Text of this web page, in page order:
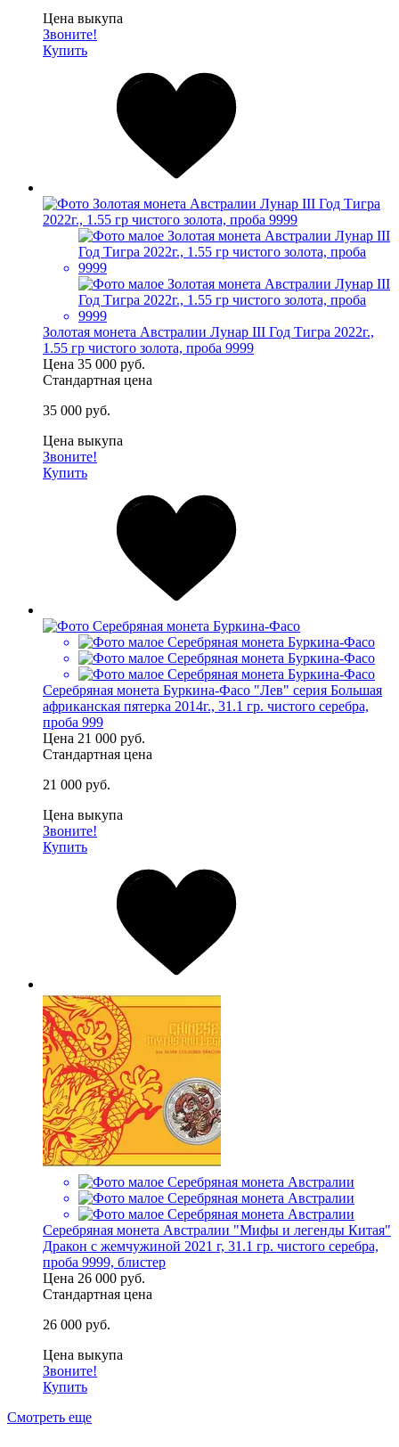
Цена выкупа
Звоните!
Купить
Золотая монета Австралии Лунар III Год Тигра 2022г.,
1.55 гр чистого золота, проба 9999
Цена 35 000 руб.
Стандартная цена
35 000 руб.
Цена выкупа
Звоните!
Купить
Серебряная монета Буркина-Фасо "Лев" серия Большая
африканская пятерка 2014г., 31.1 гр. чистого серебра,
проба 999
Цена 21 000 руб.
Стандартная цена
21 000 руб.
Цена выкупа
Звоните!
Купить
Серебряная монета Австралии "Мифы и легенды Китая"
Дракон с жемчужиной 2021 г, 31.1 гр. чистого серебра,
проба 9999, блистер
Цена 26 000 руб.
Стандартная цена
26 000 руб.
Цена выкупа
Звоните!
Купить
Смотреть еще